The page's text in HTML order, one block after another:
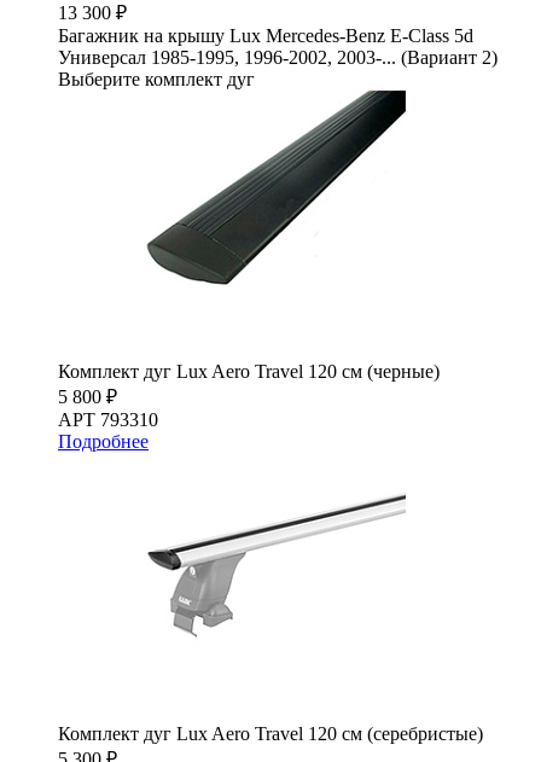
13 300 ₽
Багажник на крышу Lux Mercedes-Benz E-Class 5d
Универсал 1985-1995, 1996-2002, 2003-... (Вариант 2)
Выберите комплект дуг
Комплект дуг Lux Aero Travel 120 см (черные)
5 800 ₽
АРТ 793310
Подробнее
Комплект дуг Lux Aero Travel 120 см (серебристые)